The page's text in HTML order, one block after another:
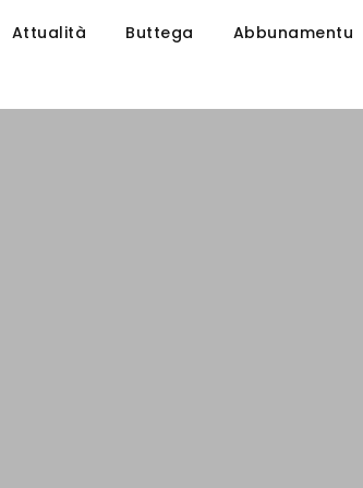
Attualità Buttega
Abbunamentu